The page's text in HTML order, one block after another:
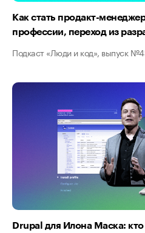
Как стать продакт-
профессии, переход из
Подкаст «Люди и код», выпуск
Drupal для Илона Маска: кто